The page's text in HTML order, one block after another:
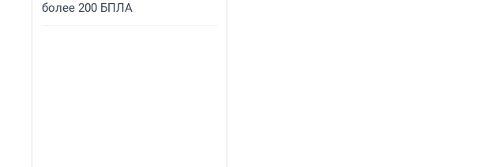
более 200 БПЛА